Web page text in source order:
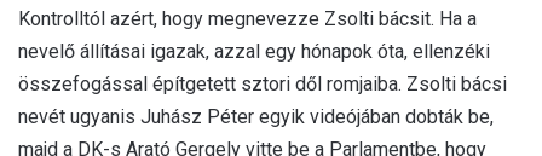
Kontrolltól azért, hogy megnevezze Zsolti bácsit. Ha a
nevelő állításai igazak, azzal egy hónapok óta, ellenzéki
összefogással építgetett sztori dől romjaiba. Zsolti bácsi
nevét ugyanis Juhász Péter egyik videójában dobták be,
majd a DK-s Arató Gergely vitte be a Parlamentbe, hogy